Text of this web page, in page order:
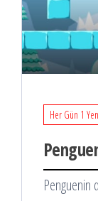
Her Gün 1
Penguenin